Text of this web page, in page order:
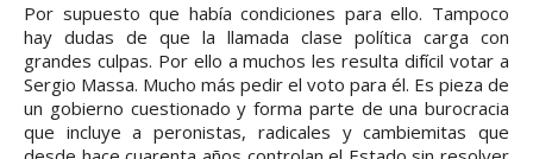
Por supuesto que había condiciones para ello. Tampoco
hay dudas de que la llamada clase política carga con
grandes culpas. Por ello a muchos les resulta difícil votar a
Sergio Massa. Mucho más pedir el voto para él. Es pieza de
un gobierno cuestionado y forma parte de una burocracia
que incluye a peronistas, radicales y cambiemitas que